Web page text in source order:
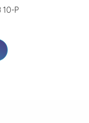
10-P